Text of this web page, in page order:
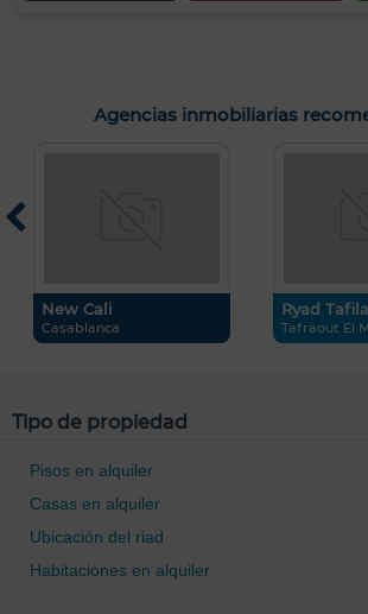
Agencias inmobiliarias
New Cali
Casablanca
Ryad
Tafraout El
Tipo de propiedad
Pisos en alquiler
Casas en alquiler
Ubicación del riad
Habitaciones en alquiler